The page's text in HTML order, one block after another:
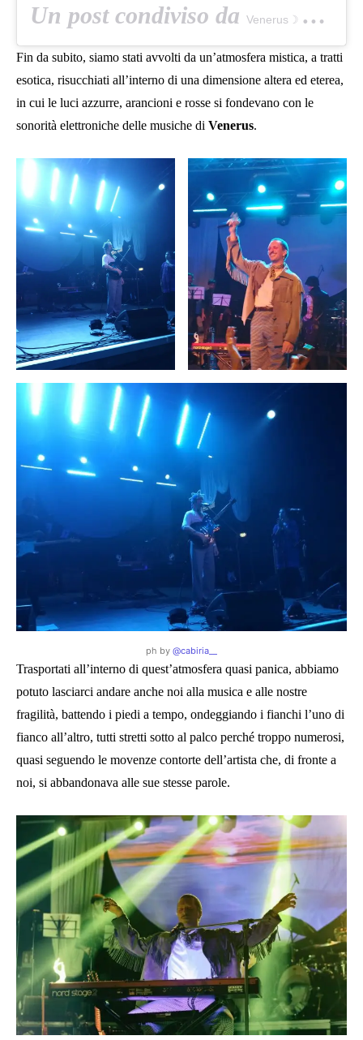
Un post condiviso da Venerus☽ 🕉 ☆ ☯️
Fin da subito, siamo stati avvolti da un’atmosfera mistica, a tratti
esotica, risucchiati all’interno di una dimensione altera ed eterea,
in cui le luci azzurre, arancioni e rosse si fondevano con le
sonorità elettroniche delle musiche di Venerus.
ph by @cabiria__
Trasportati all’interno di quest’atmosfera quasi panica, abbiamo
potuto lasciarci andare anche noi alla musica e alle nostre
fragilità, battendo i piedi a tempo, ondeggiando i fianchi l’uno di
fianco all’altro, tutti stretti sotto al palco perché troppo numerosi,
quasi seguendo le movenze contorte dell’artista che, di fronte a
noi, si abbandonava alle sue stesse parole.